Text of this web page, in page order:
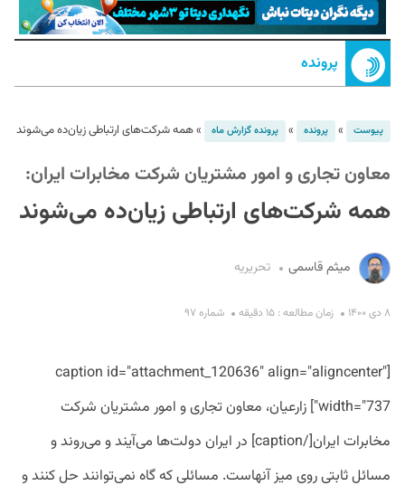
پرونده
پیوست » پرونده » پرونده گزارش ماه »همه شرکت‌های ارتباطی زیان‌ده می‌شوند
معاون تجاری و امور مشتریان شرکت مخابرات ایران:
همه شرکت‌های ارتباطی زیان‌ده می‌شوند
میثم قاسمی تحریریه
۸ دی ۱۴۰۰ زمان مطالعه : ۱۵ دقیقه شماره ۹۷
[caption id="attachment_120636" align="aligncenter"
width="737"] زارعیان، معاون تجاری و امور مشتریان شرکت
مخابرات ایران[/caption] در ایران دولت‌ها می‌آیند و می‌روند و
مسائل ثابتی روی میز آنهاست. مسائلی که گاه نمی‌توانند حل کنند و